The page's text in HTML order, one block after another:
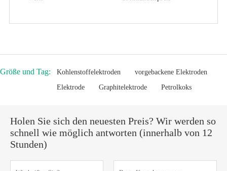
Größe und Tag: Kohlenstoffelektroden
vorgebackene Elektroden
Elektrode
Graphitelektrode Petrolkoks
Holen Sie sich den neuesten Preis? Wir werden so
schnell wie möglich antworten (innerhalb von 12
Stunden)